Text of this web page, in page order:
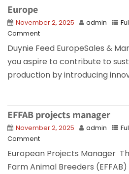
Europe
November 2, 2025 admin
Comment
Duynie Feed EuropeSales &
you aspire to contribute to
production by introducing
EFFAB projects manager
November 2, 2025 admin
Comment
European Projects Manager
Farm Animal Breeders